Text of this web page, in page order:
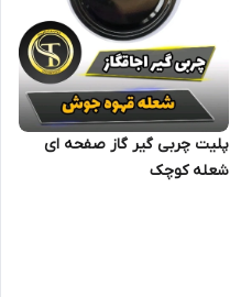
پلیت چربی گیر گاز صفحه ای
شعله کوچک